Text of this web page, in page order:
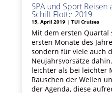
SPA und Sport
Schiff Flotte 2019
15. April 2019| TUI Cruises
Mit dem ersten
ersten Monate des
sondern für viele auch
Neujahrsvorsätze
leichter als bei leichter
Rauschen der Wellen
der Agenda, diese